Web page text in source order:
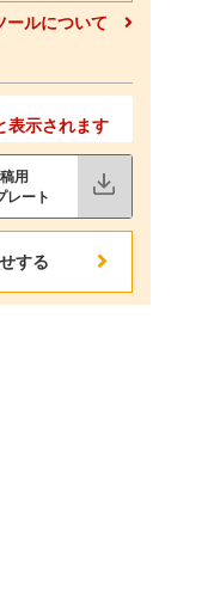
ールについて
表示されます
用
レート
する